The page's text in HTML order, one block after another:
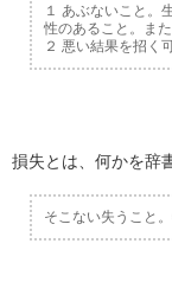
１ あぶないこと。
性のあること。ま
２ 悪い結果を招く
損失とは、何かを辞
そこない失うこと